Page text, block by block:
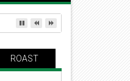
ROAST